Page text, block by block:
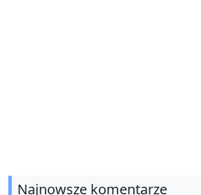
Najnowsze komentarze